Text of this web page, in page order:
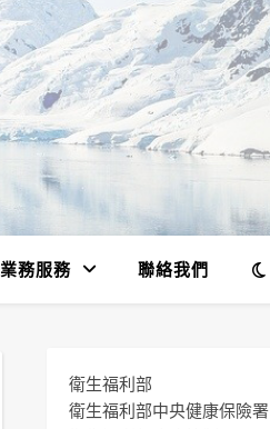
業務服務 聯絡我們
衛生福利部
衛生福利部中央健康保險署